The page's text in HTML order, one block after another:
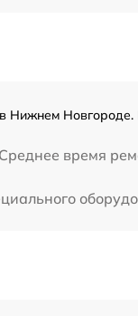
Нижнем
время